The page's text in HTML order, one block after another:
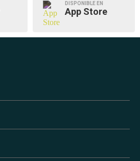
DISPONIBLE EN
App Store